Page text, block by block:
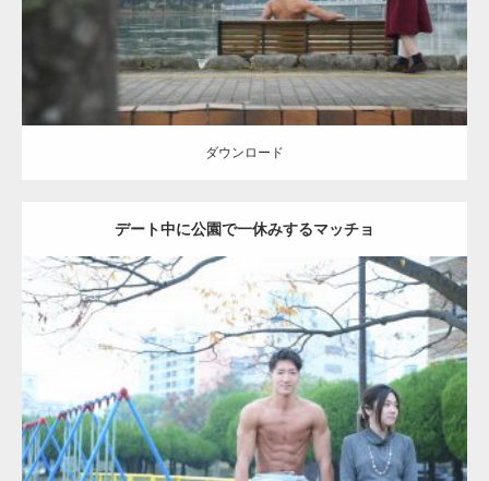
ダウンロード
デート中に公園で一休みするマッチョ
Update:2021.07.6
Category:公園のマッチョ その他 AKIHITO(細マッチョ) 腹筋
ダウンロード